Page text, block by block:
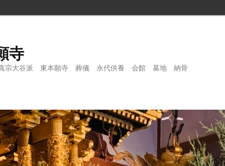
寺
宗大谷派 東本願寺 葬儀 永代供養 会館 墓地 納骨